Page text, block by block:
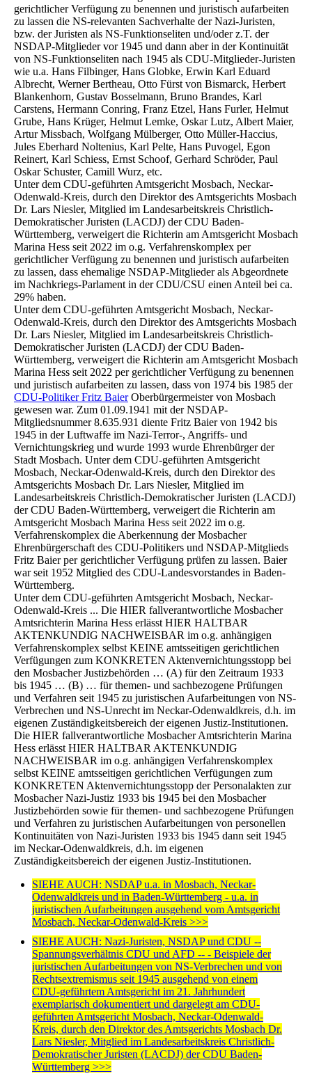
gerichtlicher Verfügung zu benennen und juristisch aufarbeiten
zu lassen die NS-relevanten Sachverhalte der Nazi-Juristen,
bzw. der Juristen als NS-Funktionseliten und/oder z.T. der
NSDAP-Mitglieder vor 1945 und dann aber in der Kontinuität
von NS-Funktionseliten nach 1945 als CDU-Mitglieder-Juristen
wie u.a. Hans Filbinger, Hans Globke, Erwin Karl Eduard
Albrecht, Werner Bertheau, Otto Fürst von Bismarck, Herbert
Blankenhorn, Gustav Bosselmann, Bruno Brandes, Karl
Carstens, Hermann Conring, Franz Etzel, Hans Furler, Helmut
Grube, Hans Krüger, Helmut Lemke, Oskar Lutz, Albert Maier,
Artur Missbach, Wolfgang Mülberger, Otto Müller-Haccius,
Jules Eberhard Noltenius, Karl Pelte, Hans Puvogel, Egon
Reinert, Karl Schiess, Ernst Schoof, Gerhard Schröder, Paul
Oskar Schuster, Camill Wurz, etc.
Unter dem CDU-geführten Amtsgericht Mosbach, Neckar-
Odenwald-Kreis, durch den Direktor des Amtsgerichts Mosbach
Dr. Lars Niesler, Mitglied im Landesarbeitskreis Christlich-
Demokratischer Juristen (LACDJ) der CDU Baden-
Württemberg, verweigert die Richterin am Amtsgericht Mosbach
Marina Hess seit 2022 im o.g. Verfahrenskomplex per
gerichtlicher Verfügung zu benennen und juristisch aufarbeiten
zu lassen, dass ehemalige NSDAP-Mitglieder als Abgeordnete
im Nachkriegs-Parlament in der CDU/CSU einen Anteil bei ca.
29% haben.
Unter dem CDU-geführten Amtsgericht Mosbach, Neckar-
Odenwald-Kreis, durch den Direktor des Amtsgerichts Mosbach
Dr. Lars Niesler, Mitglied im Landesarbeitskreis Christlich-
Demokratischer Juristen (LACDJ) der CDU Baden-
Württemberg, verweigert die Richterin am Amtsgericht Mosbach
Marina Hess seit 2022 per gerichtlicher Verfügung zu benennen
und juristisch aufarbeiten zu lassen, dass von 1974 bis 1985 der
CDU-Politiker Fritz BaierOberbürgermeister von Mosbach
gewesen war. Zum 01.09.1941 mit der NSDAP-
Mitgliedsnummer 8.635.931 diente Fritz Baier von 1942 bis
1945 in der Luftwaffe im Nazi-Terror-, Angriffs- und
Vernichtungskrieg und wurde 1993 wurde Ehrenbürger der
Stadt Mosbach. Unter dem CDU-geführten Amtsgericht
Mosbach, Neckar-Odenwald-Kreis, durch den Direktor des
Amtsgerichts Mosbach Dr. Lars Niesler, Mitglied im
Landesarbeitskreis Christlich-Demokratischer Juristen (LACDJ)
der CDU Baden-Württemberg, verweigert die Richterin am
Amtsgericht Mosbach Marina Hess seit 2022 im o.g.
Verfahrenskomplex die Aberkennung der Mosbacher
Ehrenbürgerschaft des CDU-Politikers und NSDAP-Mitglieds
Fritz Baier per gerichtlicher Verfügung prüfen zu lassen. Baier
war seit 1952 Mitglied des CDU-Landesvorstandes in Baden-
Württemberg.
Unter dem CDU-geführten Amtsgericht Mosbach, Neckar-
Odenwald-Kreis ... Die HIER fallverantwortliche Mosbacher
Amtsrichterin Marina Hess erlässt HIER HALTBAR
AKTENKUNDIG NACHWEISBAR im o.g. anhängigen
Verfahrenskomplex selbst KEINE amtsseitigen gerichtlichen
Verfügungen zum KONKRETEN Aktenvernichtungsstopp bei
den Mosbacher Justizbehörden … (A) für den Zeitraum 1933
bis 1945 … (B) … für themen- und sachbezogene Prüfungen
und Verfahren seit 1945 zu juristischen Aufarbeitungen von NS-
Verbrechen und NS-Unrecht im Neckar-Odenwaldkreis, d.h. im
eigenen Zuständigkeitsbereich der eigenen Justiz-Institutionen.
Die HIER fallverantwortliche Mosbacher Amtsrichterin Marina
Hess erlässt HIER HALTBAR AKTENKUNDIG
NACHWEISBAR im o.g. anhängigen Verfahrenskomplex
selbst KEINE amtsseitigen gerichtlichen Verfügungen zum
KONKRETEN Aktenvernichtungsstopp der Personalakten zur
Mosbacher Nazi-Justiz 1933 bis 1945 bei den Mosbacher
Justizbehörden sowie für themen- und sachbezogene Prüfungen
und Verfahren zu juristischen Aufarbeitungen von personellen
Kontinuitäten von Nazi-Juristen 1933 bis 1945 dann seit 1945
im Neckar-Odenwaldkreis, d.h. im eigenen
Zuständigkeitsbereich der eigenen Justiz-Institutionen.
SIEHE AUCH: NSDAP u.a. in Mosbach, Neckar-
Odenwaldkreis und in Baden-Württemberg - u.a. in
juristischen Aufarbeitungen ausgehend vom Amtsgericht
Mosbach, Neckar-Odenwald-Kreis >>>
SIEHE AUCH: Nazi-Juristen, NSDAP und CDU --
Spannungsverhältnis CDU und AFD -- - Beispiele der
juristischen Aufarbeitungen von NS-Verbrechen und von
Rechtsextremismus seit 1945 ausgehend von einem
CDU-geführtem Amtsgericht im 21. Jahrhundert
exemplarisch dokumentiert und dargelegt am CDU-
geführten Amtsgericht Mosbach, Neckar-Odenwald-
Kreis, durch den Direktor des Amtsgerichts Mosbach Dr.
Lars Niesler, Mitglied im Landesarbeitskreis Christlich-
Demokratischer Juristen (LACDJ) der CDU Baden-
Württemberg >>>